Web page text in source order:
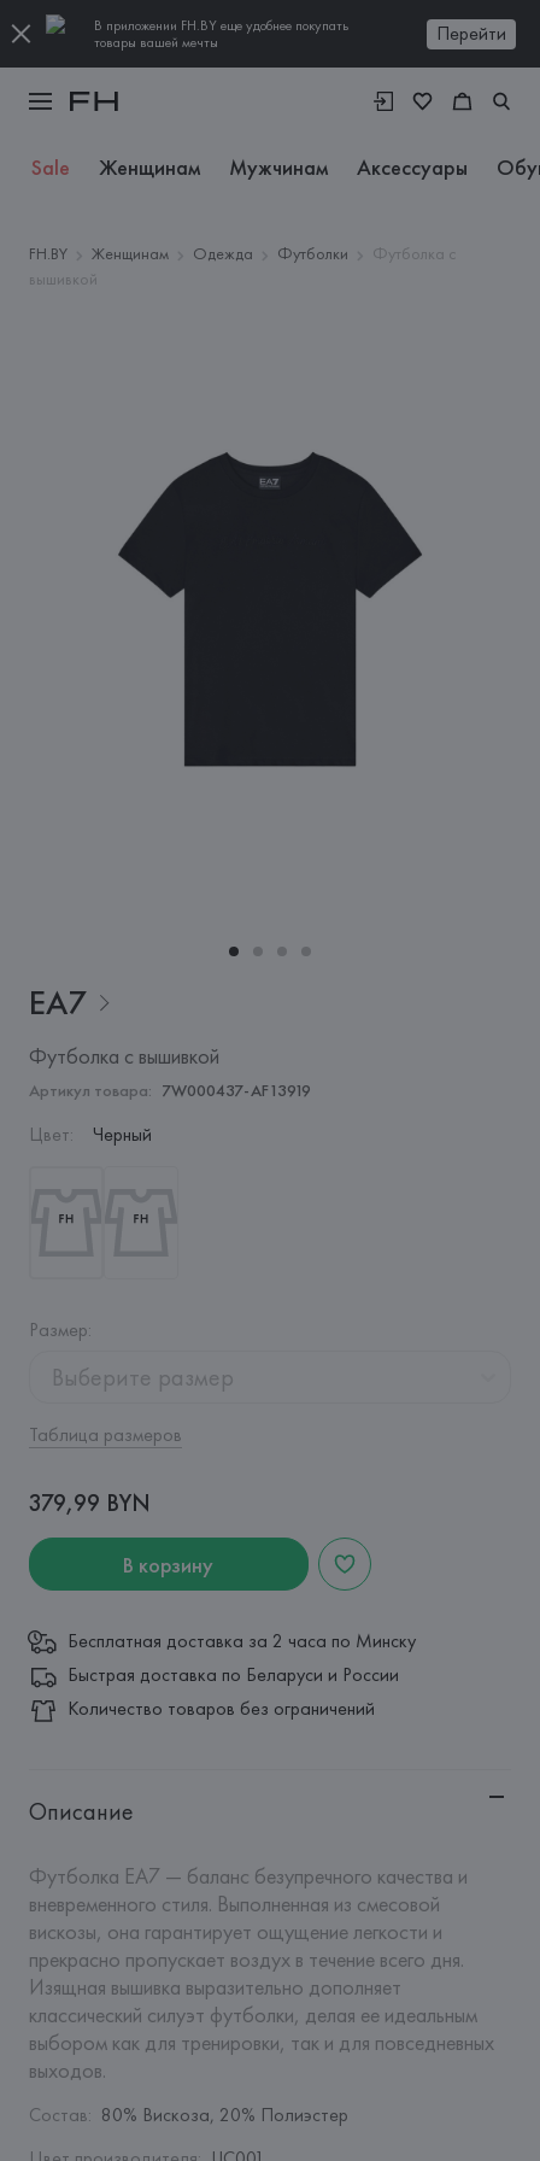
В приложении FH.BY еще удобнее покупать
товары вашей мечты
Перейти
Sale Женщинам Мужчинам Аксессуары
FH.BY Женщинам Одежда Футболки
Футболка с
вышивкой
EA7
Футболка с вышивкой
Артикул товара: 7W000437-AF13919
Цвет: Черный
Размер:
Выберите размер
Таблица размеров
379,99 BYN
В корзину
Бесплатная доставка за 2 часа по Минску
Быстрая доставка по Беларуси и России
Количество товаров без ограничений
Описание
Футболка EA7 — баланс безупречного качества и
вневременного стиля. Выполненная из смесовой
вискозы, она гарантирует ощущение легкости и
прекрасно пропускает воздух в течение всего дня.
Изящная вышивка выразительно дополняет
классический силуэт футболки, делая ее идеальным
выбором как для тренировки, так и для повседневных
выходов.
Состав: 80% Вискоза, 20% Полиэстер